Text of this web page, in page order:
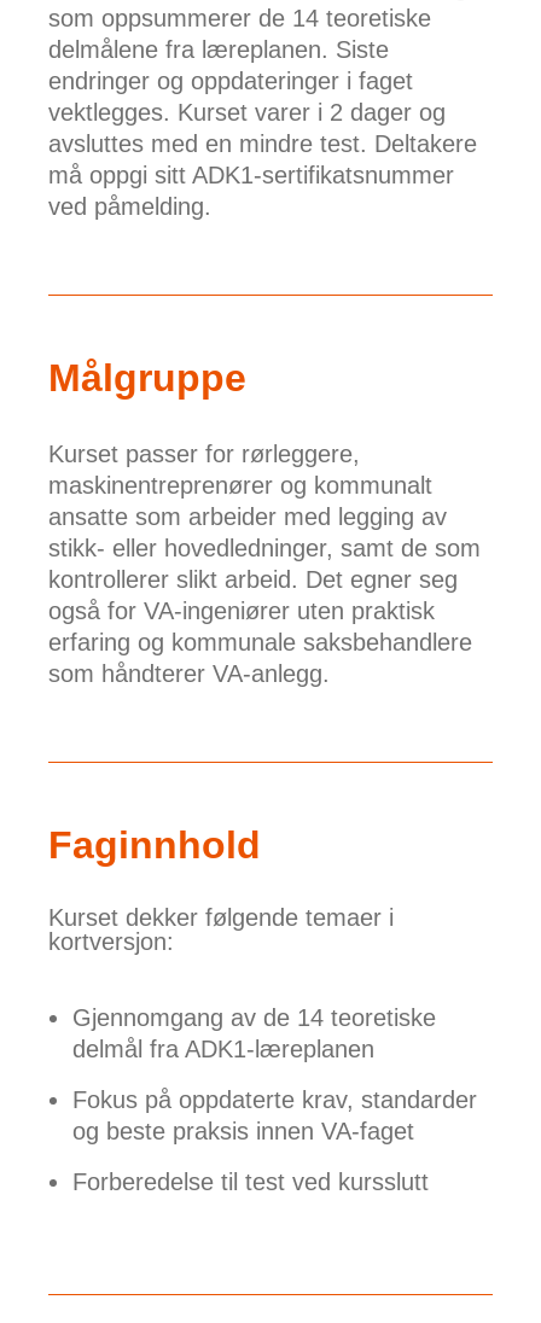
som oppsummerer de 14 teoretiske
delmålene fra læreplanen. Siste
endringer og oppdateringer i faget
vektlegges. Kurset varer i 2 dager og
avsluttes med en mindre test. Deltakere
må oppgi sitt ADK1-sertifikatsnummer
ved påmelding.
Målgruppe
Kurset passer for rørleggere,
maskinentreprenører og kommunalt
ansatte som arbeider med legging av
stikk- eller hovedledninger, samt de som
kontrollerer slikt arbeid. Det egner seg
også for VA-ingeniører uten praktisk
erfaring og kommunale saksbehandlere
som håndterer VA-anlegg.
Faginnhold
Kurset dekker følgende temaer i
kortversjon:
Gjennomgang av de 14 teoretiske
delmål fra ADK1-læreplanen
Fokus på oppdaterte krav, standarder
og beste praksis innen VA-faget
Forberedelse til test ved kursslutt